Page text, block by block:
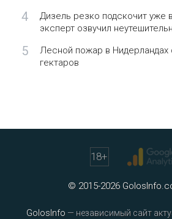
4
Дизель резко подскочит уже
эксперт озвучил
5
Лесной пожар в Нидерландах
гектаров
18+
© 2015-2026
GolosInfo — независимый сайт